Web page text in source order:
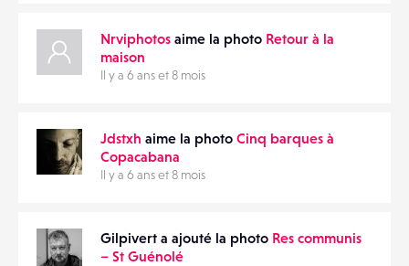
Nrviphotos aime la photo Retour à la
maison
Il y a 6 ans et 8 mois
Jdstxh aime la photo Cinq barques à
Copacabana
Il y a 6 ans et 8 mois
Gilpivert a ajouté la photo Res communis
– St Guénolé